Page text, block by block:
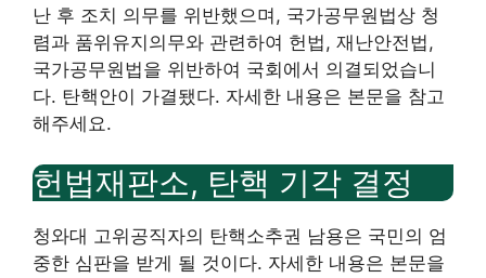
난 후 조치 의무를 위반했으며, 국가공무원법상 청
렴과 품위유지의무와 관련하여 헌법, 재난안전법,
국가공무원법을 위반하여 국회에서 의결되었습니
다. 탄핵안이 가결됐다. 자세한 내용은 본문을 참고
해주세요.
헌법재판소, 탄핵 기각 결정
청와대 고위공직자의 탄핵소추권 남용은 국민의 엄
중한 심판을 받게 될 것이다. 자세한 내용은 본문을